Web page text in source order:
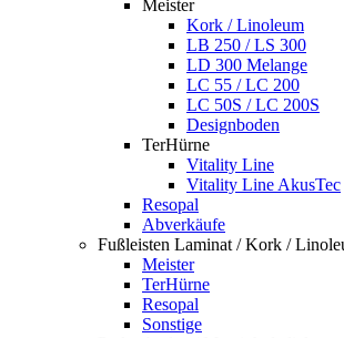
Meister
Kork / Linoleum
LB 250 / LS 300
LD 300 Melange
LC 55 / LC 200
LC 50S / LC 200S
Designboden
TerHürne
Vitality Line
Vitality Line AkusTec
Resopal
Abverkäufe
Fußleisten Laminat / Kork /
Meister
TerHürne
Resopal
Sonstige